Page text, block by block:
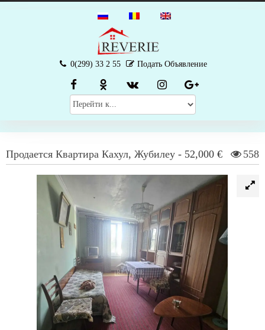
0(299) 33 2 55 Подать Объявление
Продается Квартира Кахул, Жубилеу - 52,000 € 558